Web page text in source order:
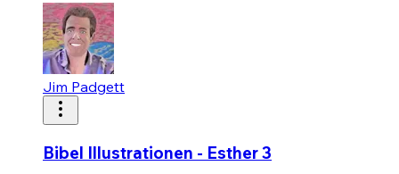
Jim Padgett
Bibel Illustrationen - Esther 3